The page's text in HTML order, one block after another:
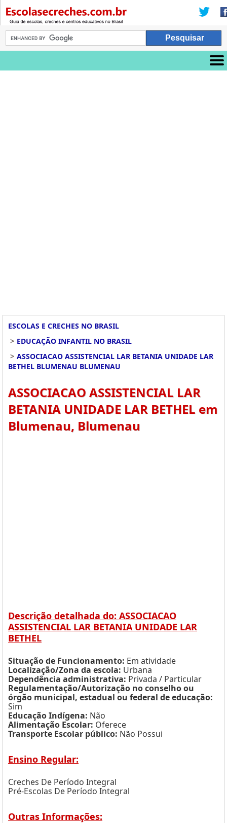
ESCOLAS E CRECHES NO BRASIL
> EDUCAÇÃO INFANTIL NO BRASIL
> ASSOCIACAO ASSISTENCIAL LAR BETANIA UNIDADE LAR
BETHEL BLUMENAU BLUMENAU
ASSOCIACAO ASSISTENCIAL LAR
BETANIA UNIDADE LAR BETHEL em
Blumenau, Blumenau
Descrição detalhada do: ASSOCIACAO
ASSISTENCIAL LAR BETANIA UNIDADE LAR
BETHEL
Situação de Funcionamento: Em atividade
Localização/Zona da escola: Urbana
Dependência administrativa: Privada / Particular
Regulamentação/Autorização no conselho ou
órgão municipal, estadual ou federal de educação:
Sim
Educação Indígena: Não
Alimentação Escolar: Oferece
Transporte Escolar público: Não Possui
Ensino Regular:
Creches De Período Integral
Pré-Escolas De Período Integral
Outras Informações: